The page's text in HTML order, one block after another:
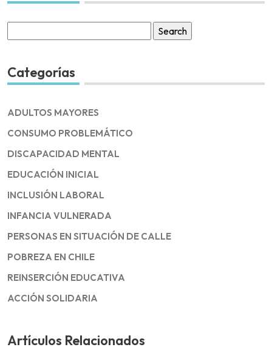
for:
Categorías
ADULTOS MAYORES
CONSUMO PROBLEMÁTICO
DISCAPACIDAD MENTAL
EDUCACIÓN INICIAL
INCLUSIÓN LABORAL
INFANCIA VULNERADA
PERSONAS EN SITUACIÓN DE CALLE
POBREZA EN CHILE
REINSERCIÓN EDUCATIVA
ACCIÓN SOLIDARIA
Artículos Relacionados